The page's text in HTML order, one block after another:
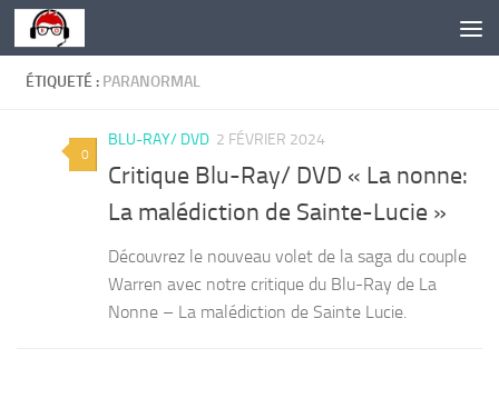
Skip to content
ÉTIQUETÉ : PARANORMAL
0
BLU-RAY/ DVD 2 FÉVRIER 2024
Critique Blu-Ray/ DVD « La nonne:
La malédiction de Sainte-Lucie »
Découvrez le nouveau volet de la saga du couple
Warren avec notre critique du Blu-Ray de La
Nonne – La malédiction de Sainte Lucie.